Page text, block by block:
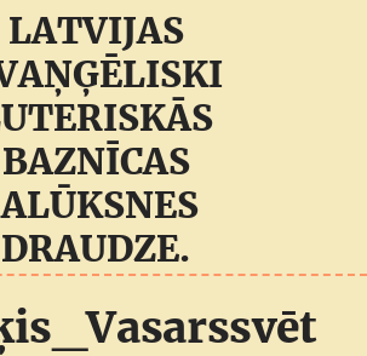
LATVIJAS
BAZNĪCAS
ALŪKSNES
DRAUDZE.